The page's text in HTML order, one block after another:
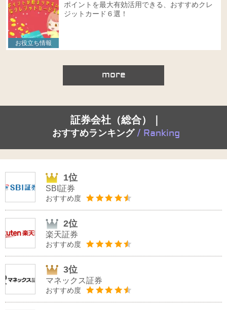
お役立ち情報
ポイントを最大有効活用できる、おすすめクレ
ジットカード６選！
more
証券会社（総合）｜
おすすめランキング/ Ranking
1位
SBI証券
おすすめ度
2位
楽天証券
おすすめ度
3位
マネックス証券
おすすめ度